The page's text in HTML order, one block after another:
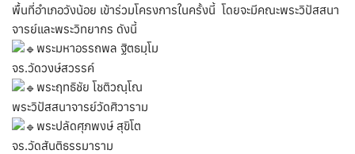
พื้นที่อำเภอวังน้อย เข้าร่วมโครงการในครั้งนี้ โดยจะมีคณะพระวิปัสสนา
จารย์และพระวิทยากร ดังนี้
พระมหาอรรถพล ฐิตธมฺโม
จร.วัดวงษ์สวรรค์
พระฤทธิชัย โชติวณฺโณ
พระวิปัสสนาจารย์วัดศิวาราม
พระปลัดศุภพงษ์ สุขิโต
จร.วัดสันติธรรมาราม